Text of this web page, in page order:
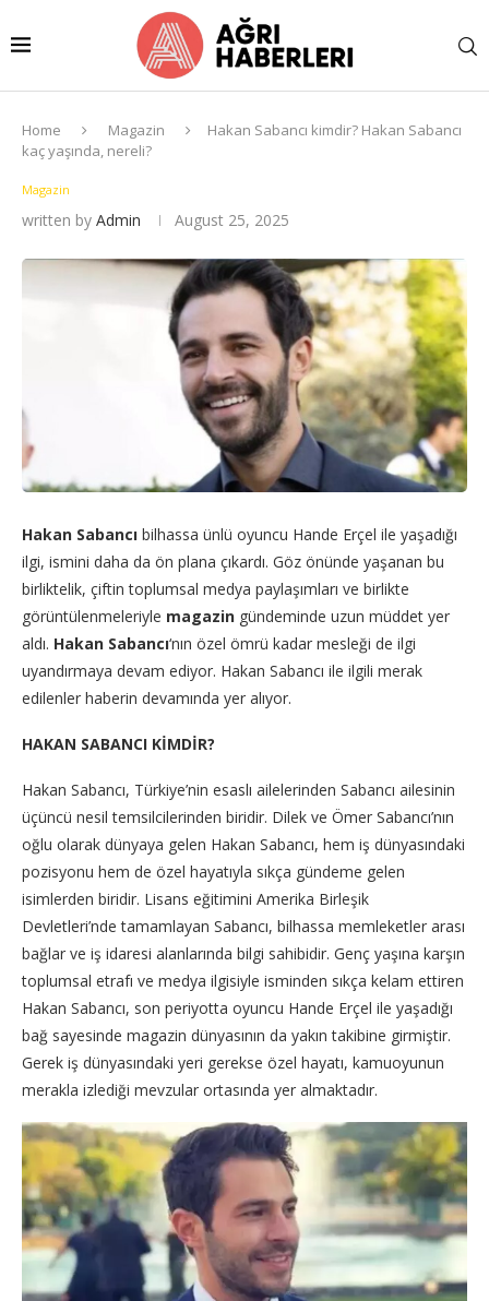
Home Magazin
Hakan Sabancı kimdir? Hakan Sabancı
kaç yaşında, nereli?
Magazin
written by Admin August 25, 2025
Hakan Sabancı bilhassa ünlü oyuncu Hande Erçel ile yaşadığı
ilgi, ismini daha da ön plana çıkardı. Göz önünde yaşanan bu
birliktelik, çiftin toplumsal medya paylaşımları ve birlikte
görüntülenmeleriyle magazin gündeminde uzun müddet yer
aldı. Hakan Sabancı‘nın özel ömrü kadar mesleği de ilgi
uyandırmaya devam ediyor. Hakan Sabancı ile ilgili merak
edilenler haberin devamında yer alıyor.
HAKAN SABANCI KİMDİR?
Hakan Sabancı, Türkiye’nin esaslı ailelerinden Sabancı ailesinin
üçüncü nesil temsilcilerinden biridir. Dilek ve Ömer Sabancı’nın
oğlu olarak dünyaya gelen Hakan Sabancı, hem iş dünyasındaki
pozisyonu hem de özel hayatıyla sıkça gündeme gelen
isimlerden biridir. Lisans eğitimini Amerika Birleşik
Devletleri’nde tamamlayan Sabancı, bilhassa memleketler arası
bağlar ve iş idaresi alanlarında bilgi sahibidir. Genç yaşına karşın
toplumsal etrafı ve medya ilgisiyle isminden sıkça kelam ettiren
Hakan Sabancı, son periyotta oyuncu Hande Erçel ile yaşadığı
bağ sayesinde magazin dünyasının da yakın takibine girmiştir.
Gerek iş dünyasındaki yeri gerekse özel hayatı, kamuoyunun
merakla izlediği mevzular ortasında yer almaktadır.